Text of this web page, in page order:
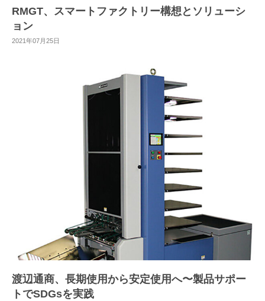
RMGT、スマートファクトリー構想とソリューシ
ョン
2021年07月25日
渡辺通商、長期使用から安定使用へ〜製品サポー
トでSDGsを実践